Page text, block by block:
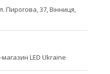
Пирогова, 37, Вінниця,
магазин LED Ukraine